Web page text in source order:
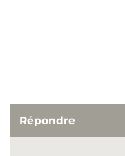
Répondre